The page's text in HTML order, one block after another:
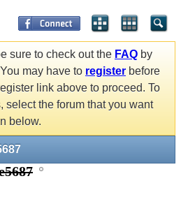
sure to check out the FAQ by
may have to register before
link above to proceed. To
select the forum that you want
below.